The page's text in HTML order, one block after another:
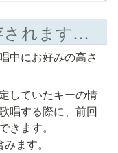
[FAQ] 歌ったキーは保存されますか？
中にお好みの高さ
していたキーの情
唱する際に、前回
ます。
ます。